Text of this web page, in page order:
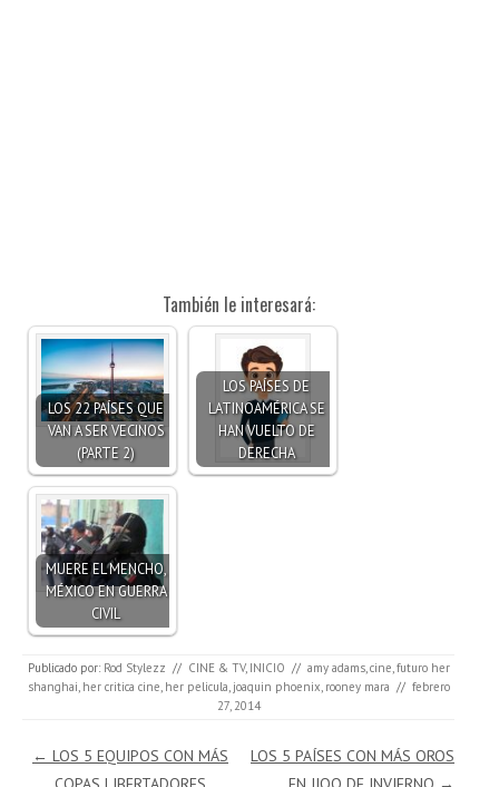
También le interesará:
LOS 22 PAÍSES QUE
VAN A SER VECINOS
(PARTE 2)
LOS PAÍSES DE
LATINOAMÉRICA SE
HAN VUELTO DE
DERECHA
MUERE EL MENCHO,
MÉXICO EN GUERRA
CIVIL
Publicado por: Rod Stylezz // CINE & TV, INICIO // amy adams,cine,futuro her
shanghai, her critica cine, her pelicula, joaquin phoenix, rooney mara // febrero
27, 2014
Navegación de entradas
← LOS 5 EQUIPOS CON MÁS
LOS 5 PAÍSES CON MÁS OROS